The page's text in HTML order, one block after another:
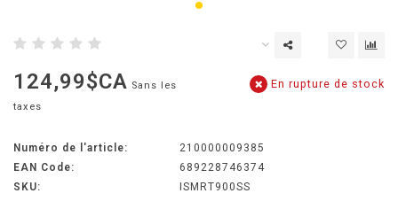
124,99$CA Sans les
taxes
En rupture de stock
Numéro de l'article:
210000009385
EAN Code:
689228746374
SKU:
ISMRT900SS